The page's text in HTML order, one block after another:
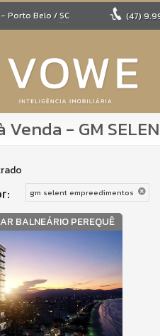
- Porto Belo /SC (47)
Venda - GM
gm selent empreedimentos
BALNEÁRIO PEREQUÊ